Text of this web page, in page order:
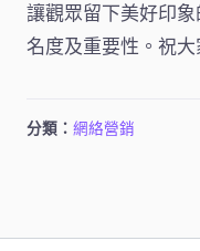
讓觀眾留下美好印
名度及重要性。祝大
分類： 網絡營銷